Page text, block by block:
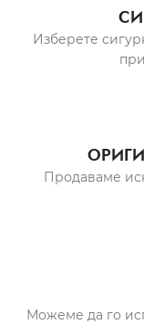
Изберете
Продаваме
Можеме да го